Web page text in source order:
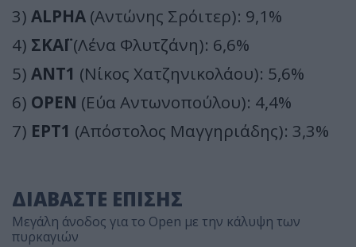
3) ALPHA (Αντώνης Σρόιτερ): 9,1%
4) ΣΚΑΪ(Λένα Φλυτζάνη): 6,6%
5) ΑΝΤ1 (Νίκος Χατζηνικολάου): 5,6%
6) OPEN (Εύα Αντωνοπούλου): 4,4%
7) ΕΡΤ1 (Απόστολος Μαγγηριάδης): 3,3%
ΔΙΑΒΑΣΤΕ ΕΠΙΣΗΣ
Μεγάλη άνοδος για το Open με την κάλυψη των
πυρκαγιών